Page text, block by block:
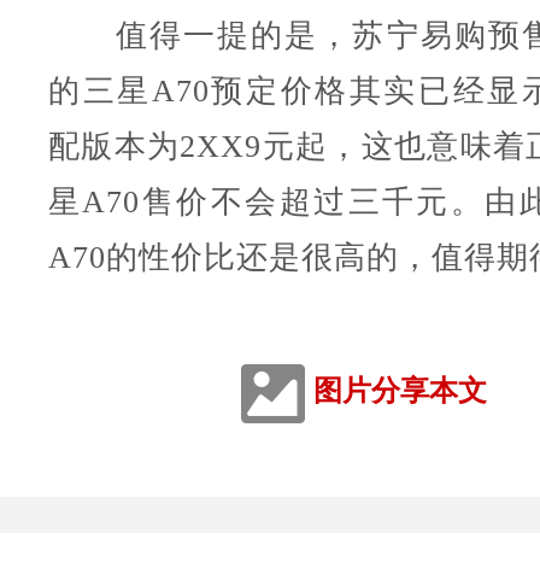
值得一提的是，苏宁易购预
的三星A70预定价格其实已经显
配版本为2XX9元起，这也意味着
星A70售价不会超过三千元。由
A70的性价比还是很高的，值得期
图片分享本文